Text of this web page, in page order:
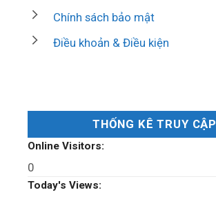
Chính sách bảo mật
Điều khoản & Điều kiện
THỐNG KÊ TRUY CẬP
Online Visitors:
0
Today's Views: